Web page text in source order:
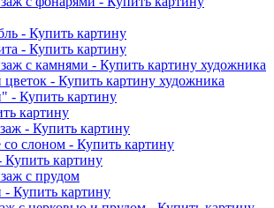
- Купить картину
- Купить картину
с камнями - Купить картину художника
- Купить картину художника
- Купить картину
картину
- Купить картину
слоном - Купить картину
картину
с прудом
- Купить картину